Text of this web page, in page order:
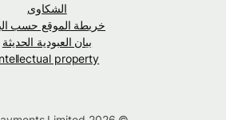
الشكاوى
خريطة الموقع حسب البلد
بيان العبودية الحديثة
Intellectual property